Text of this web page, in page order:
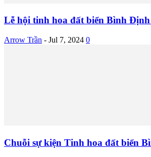
Lễ hội tinh hoa đất biển Bình Định
Arrow Trần - Jul 7, 2024 0
Chuỗi sự kiện Tinh hoa đất biển